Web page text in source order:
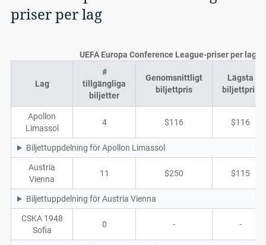
priser per lag
UEFA Europa Conference League-priser per lag
Lag
#
tillgängliga
biljetter
Genomsnittligt
biljettpris
Lägsta
biljettpris
Apollon
Limassol
4 $116 $116
Biljettuppdelning för Apollon Limassol
Austria
Vienna
11 $250 $115
Biljettuppdelning för Austria Vienna
CSKA 1948
Sofia
0 - -